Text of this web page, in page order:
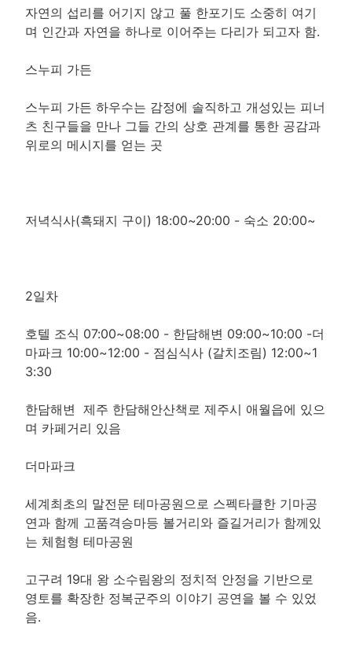
자연의 섭리를 어기지 않고 풀 한포기도 소중히 여기
며 인간과 자연을 하나로 이어주는 다리가 되고자 함.
스누피 가든
스누피 가든 하우수는 감정에 솔직하고 개성있는 피너
츠 친구들을 만나 그들 간의 상호 관계를 통한 공감과
위로의 메시지를 얻는 곳
저녁식사(흑돼지 구이) 18:00~20:00 - 숙소 20:00~
2일차
호텔 조식 07:00~08:00 - 한담해변 09:00~10:00 -더
마파크 10:00~12:00 - 점심식사 (갈치조림) 12:00~1
3:30
한담해변 제주 한담해안산책로 제주시 애월읍에 있으
며 카페거리 있음
더마파크
세계최초의 말전문 테마공원으로 스펙타클한 기마공
연과 함께 고품격승마등 볼거리와 즐길거리가 함께있
는 체험형 테마공원
고구려 19대 왕 소수림왕의 정치적 안정을 기반으로
영토를 확장한 정복군주의 이야기 공연을 볼 수 있었
음.